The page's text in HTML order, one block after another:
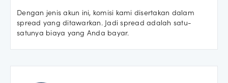
Dengan jenis akun ini, komisi kami disertakan dalam
spread yang ditawarkan. Jadi spread adalah satu-
satunya biaya yang Anda bayar.